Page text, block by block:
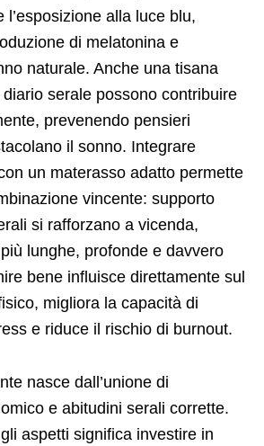
l’esposizione alla luce blu,
di melatonina e
naturale. Anche una tisana
serale possono contribuire
prevenendo pensieri
il sonno. Integrare
un materasso adatto permette
vincente: supporto
si rafforzano a vicenda,
lunghe, profonde e davvero
bene influisce direttamente sul
migliora la capacità di
e riduce il rischio di burnout.
nasce dall’unione di
e abitudini serali corrette.
aspetti significa investire in